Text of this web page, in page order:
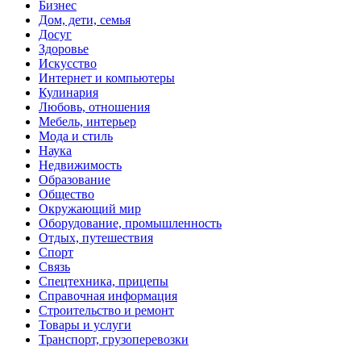
Бизнес
Дом, дети, семья
Досуг
Здоровье
Искусство
Интернет и компьютеры
Кулинария
Любовь, отношения
Мебель, интерьер
Мода и стиль
Наука
Недвижимость
Образование
Общество
Окружающий мир
Оборудование, промышленность
Отдых, путешествия
Спорт
Связь
Спецтехника, прицепы
Справочная информация
Строительство и ремонт
Товары и услуги
Транспорт, грузоперевозки